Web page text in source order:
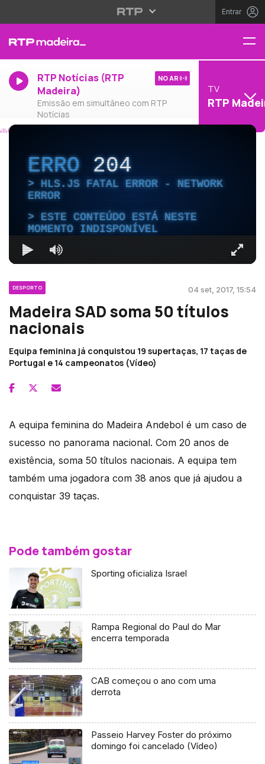
Entrar
RTP Notícias (RTP
Madeira)
Emissão em simultâneo com RTP
Notícias
NO AR
TV
RTP
ERRO204
HLS.JS FATAL ERROR - NETWORK
ERROR
ESTE CONTEÚDO ESTÁ NESTE
MOMENTO INDISPONÍVEL
DESPORTO 04 set, 2017, 15:54
Madeira SAD soma 50 títulos
nacionais
Equipa feminina já conquistou 19 supertaças, 17 taças de
Portugal e 14 campeonatos (Vídeo)
A equipa feminina do Madeira Andebol é um caso de
sucesso no panorama nacional. Com 20 anos de
existência, soma 50 títulos nacionais. A equipa tem
também uma jogadora com 38 anos que já ajudou a
conquistar 39 taças.
Pode também gostar
Sporting oficializa Israel
Rampa Regional do Paul do Mar
encerra temporada
CAB começou o ano com uma
derrota
Passeio Harvey Foster do próximo
domingo foi cancelado (Vídeo)